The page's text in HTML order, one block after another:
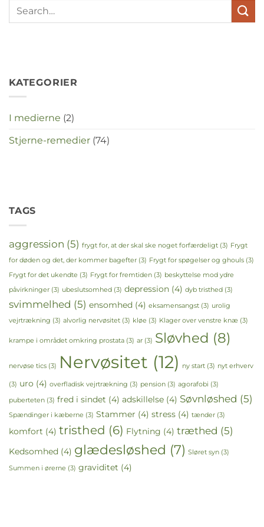
in
KATEGORIER
I medierne (2)
Stjerne-remedier (74)
TAGS
aggression (5) frygt for, at der skal ske noget forfærdeligt (3) Frygt
for døden og det, der kommer bagefter (3) Frygt for spøgelser og ghouls (3)
Frygt for det ukendte (3) Frygt for fremtiden (3) beskyttelse mod ydre
påvirkninger (3) ubeslutsomhed (3) depression (4) dyb tristhed (3)
svimmelhed (5) ensomhed (4) eksamensangst (3) urolig
vejrtrækning (3) alvorlig nervøsitet (3) kløe (3) Klager over venstre knæ (3)
krampe i området omkring prostata (3) ar (3) Sløvhed (8)
nervøse tics (3) Nervøsitet (12) ny start (3) nyt erhverv
(3) uro (4) overfladisk vejrtrækning (3) pension (3) agorafobi (3)
puberteten (3) fred i sindet (4) adskillelse (4) Søvnløshed (5)
Spændinger i kæberne (3) Stammer (4) stress (4) tænder (3)
komfort (4) tristhed (6) Flytning (4) træthed (5)
Kedsomhed (4) glædesløshed (7) Sløret syn (3)
Summen i ørerne (3) graviditet (4)